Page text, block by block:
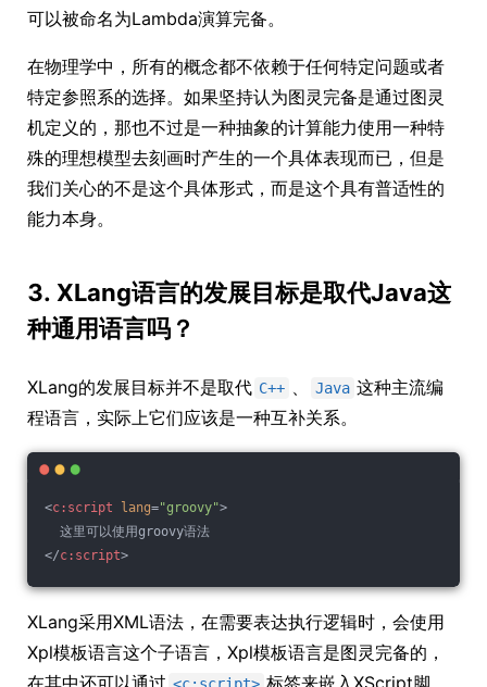
可以被命名为Lambda演算完备。
在物理学中，所有的概念都不依赖于任何特定问题或者
特定参照系的选择。如果坚持认为图灵完备是通过图灵
机定义的，那也不过是一种抽象的计算能力使用一种特
殊的理想模型去刻画时产生的一个具体表现而已，但是
我们关心的不是这个具体形式，而是这个具有普适性的
能力本身。
3. XLang语言的发展目标是取代Java这
种通用语言吗？
XLang的发展目标并不是取代 C++ 、 Java 这种主流编
程语言，实际上它们应该是一种互补关系。
<c:script lang="groovy">
这里可以使用groovy语法
</c:script>
XLang采用XML语法，在需要表达执行逻辑时，会使用
Xpl模板语言这个子语言，Xpl模板语言是图灵完备的，
在其中还可以通过
标签来嵌入XScript脚